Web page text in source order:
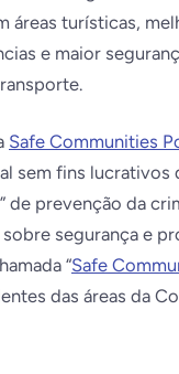
áreas turísticas,
e maior
Safe Communities
sem fins lucrativos
de prevenção da
segurança e
“Safe
das áreas da